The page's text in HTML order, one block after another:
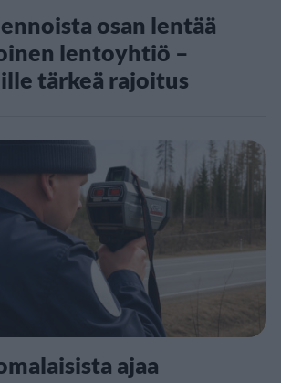
osan lentää
lentoyhtiö –
tärkeä rajoitus
ajaa